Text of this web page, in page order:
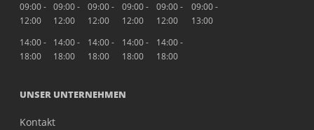
09:00 -
12:00
09:00 -
12:00
09:00 -
12:00
09:00 -
12:00
09:00 -
12:00
09:00 -
13:00
14:00 -
18:00
14:00 -
18:00
14:00 -
18:00
14:00 -
18:00
14:00 -
18:00
UNSER UNTERNEHMEN
Kontakt